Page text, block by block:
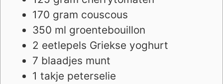
170 gram couscous
350 ml groentebouillon
2 eetlepels Griekse yoghurt
7 blaadjes munt
1 takje peterselie